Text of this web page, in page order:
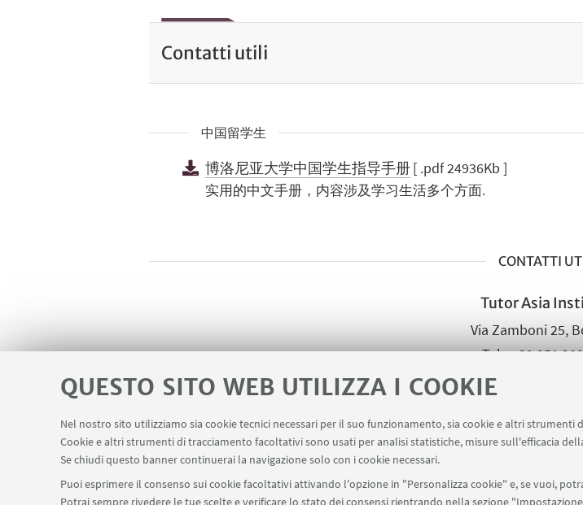
QUESTO SITO WEB UTILIZZA I COOKIE
Nel nostro sito utilizziamo sia cookie tecnici necessari per il suo funzionamento, sia cookie e altri
Cookie e altri strumenti di tracciamento facoltativi sono usati per analisi statistiche, misure sull'efficacia
Se chiudi questo banner continuerai la navigazione solo con i cookie necessari.
Puoi esprimere il consenso sui cookie facoltativi attivando l'opzione in "Personalizza cookie" e, se vuoi,
Potrai sempre rivedere le tue scelte e verificare lo stato dei consensi rientrando nella sezione
Contatti utili
中国留学生
博洛尼亚大学中国学生指导手册[ .pdf 24936Kb ]
实用的中文手册，内容涉及学习生活多个方面.
CONTATTI
Tutor Asia
Via Zamboni 25,
+39 051